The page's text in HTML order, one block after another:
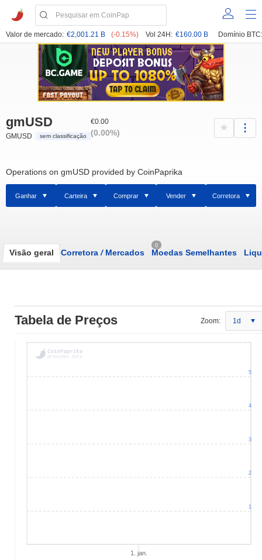
Valor de mercado: €2,001.21 B (-0.15%) Vol 24H: €160.00 B Domínio BTC:
gmUSD
GMUSD sem classificação
€0.00
(0.00%)
Operations on gmUSD provided by CoinPaprika
Ganhar Carteira Comprar Vender Corretora
Visão geral Corretora /Mercados
0
Moedas Semelhantes
Tabela de Preços Zoom: 1d
1. jan.
1
2
3
4
5